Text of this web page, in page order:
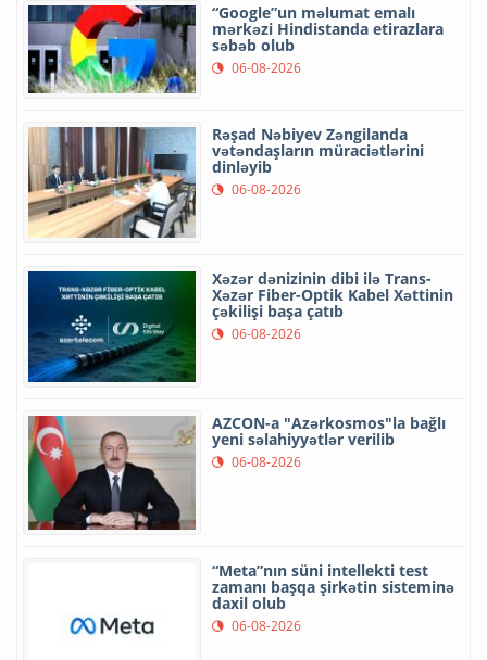
“Google”un məlumat emalı
mərkəzi Hindistanda etirazlara
səbəb olub
06-08-2026
Rəşad Nəbiyev Zəngilanda
vətəndaşların müraciətlərini
dinləyib
06-08-2026
Xəzər dənizinin dibi ilə Trans-
Xəzər Fiber-Optik Kabel Xəttinin
çəkilişi başa çatıb
06-08-2026
AZCON-a "Azərkosmos"la bağlı
yeni səlahiyyətlər verilib
06-08-2026
“Meta”nın süni intellekti test
zamanı başqa şirkətin sisteminə
daxil olub
06-08-2026